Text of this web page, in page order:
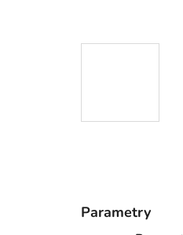
Parametry